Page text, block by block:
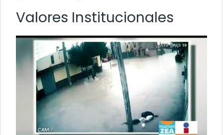
Valores Institucionales